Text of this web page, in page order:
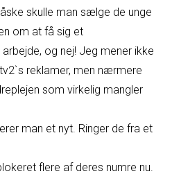
skulle man sælge de unge
om at få sig et
og nej! Jeg mener ikke
reklamer, men nærmere
som virkelig mangler
man et nyt. Ringer de fra et
flere af deres numre nu.